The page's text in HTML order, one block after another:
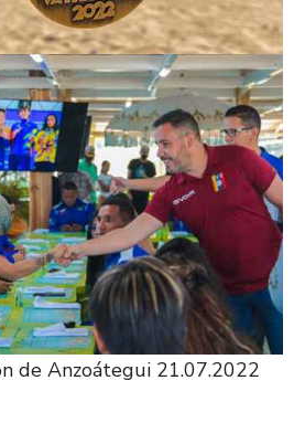
de Anzoátegui 21.07.2022